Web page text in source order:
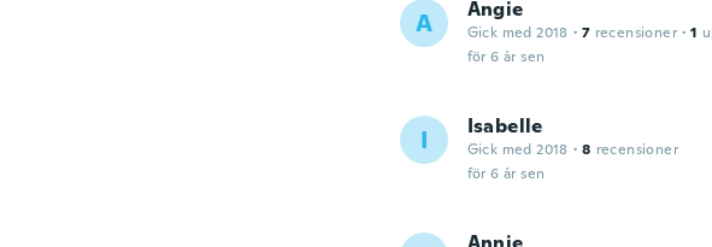
A Angie
Gick med 2018 · 7 recensioner · 1
för 6 år sen
I Isabelle
Gick med 2018 · 8 recensioner
för 6 år sen